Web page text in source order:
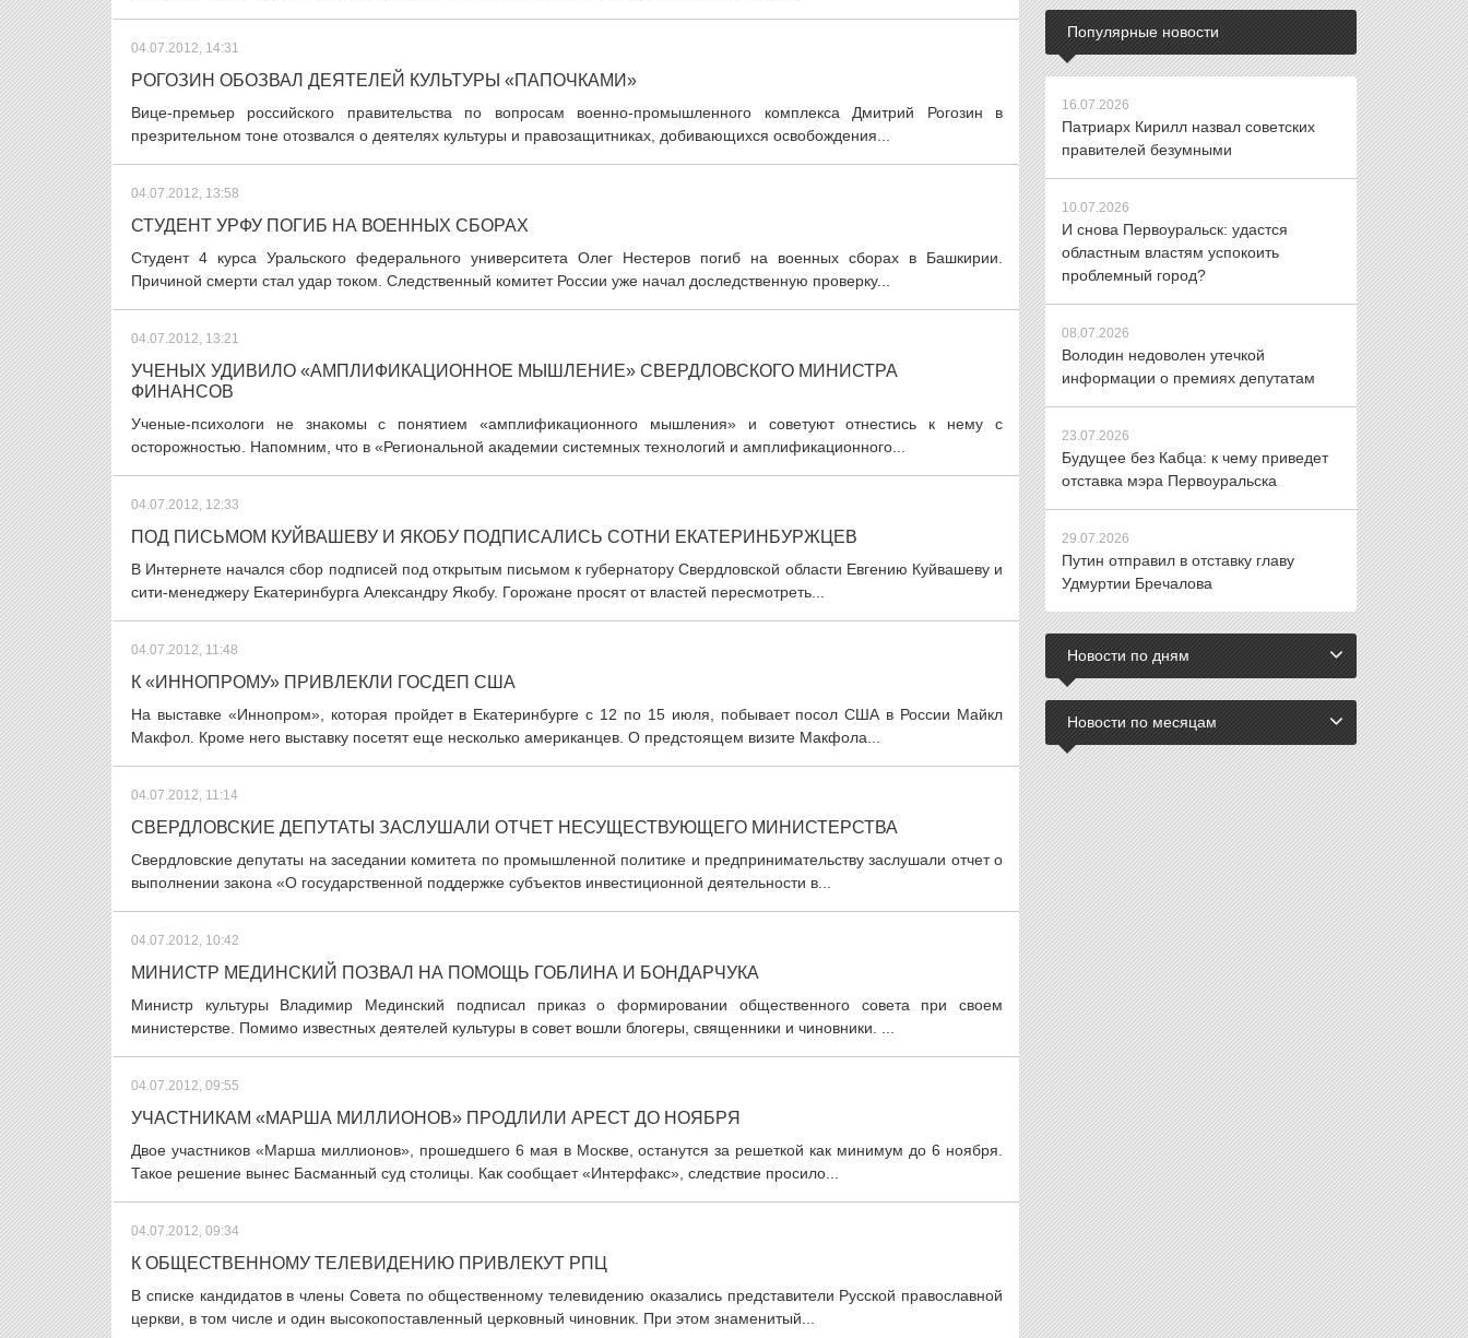
04.07.2012, 14:31
РОГОЗИН ОБОЗВАЛ ДЕЯТЕЛЕЙ КУЛЬТУРЫ «ПАПОЧКАМИ»
Вице-премьер российского правительства по вопросам военно-промышленного комплекса Дмитрий Рогозин в
презрительном тоне отозвался о деятелях культуры и правозащитниках, добивающихся освобождения...
04.07.2012, 13:58
СТУДЕНТ УРФУ ПОГИБ НА ВОЕННЫХ СБОРАХ
Студент 4 курса Уральского федерального университета Олег Нестеров погиб на военных сборах в Башкирии.
Причиной смерти стал удар током. Следственный комитет России уже начал доследственную проверку...
04.07.2012, 13:21
УЧЕНЫХ УДИВИЛО «АМПЛИФИКАЦИОННОЕ МЫШЛЕНИЕ» СВЕРДЛОВСКОГО МИНИСТРА
ФИНАНСОВ
Ученые-психологи не знакомы с понятием «амплификационного мышления» и советуют отнестись к нему с
осторожностью. Напомним, что в «Региональной академии системных технологий и амплификационного...
04.07.2012, 12:33
ПОД ПИСЬМОМ КУЙВАШЕВУ И ЯКОБУ ПОДПИСАЛИСЬ СОТНИ ЕКАТЕРИНБУРЖЦЕВ
В Интернете начался сбор подписей под открытым письмом к губернатору Свердловской области Евгению Куйвашеву и
сити-менеджеру Екатеринбурга Александру Якобу. Горожане просят от властей пересмотреть...
04.07.2012, 11:48
К «ИННОПРОМУ» ПРИВЛЕКЛИ ГОСДЕП США
На выставке «Иннопром», которая пройдет в Екатеринбурге с 12 по 15 июля, побывает посол США в России Майкл
Макфол. Кроме него выставку посетят еще несколько американцев. О предстоящем визите Макфола...
04.07.2012, 11:14
СВЕРДЛОВСКИЕ ДЕПУТАТЫ ЗАСЛУШАЛИ ОТЧЕТ НЕСУЩЕСТВУЮЩЕГО МИНИСТЕРСТВА
Свердловские депутаты на заседании комитета по промышленной политике и предпринимательству заслушали отчет о
выполнении закона «О государственной поддержке субъектов инвестиционной деятельности в...
04.07.2012, 10:42
МИНИСТР МЕДИНСКИЙ ПОЗВАЛ НА ПОМОЩЬ ГОБЛИНА И БОНДАРЧУКА
Министр культуры Владимир Мединский подписал приказ о формировании общественного совета при своем
министерстве. Помимо известных деятелей культуры в совет вошли блогеры, священники и чиновники. ...
04.07.2012, 09:55
УЧАСТНИКАМ «МАРША МИЛЛИОНОВ» ПРОДЛИЛИ АРЕСТ ДО НОЯБРЯ
Двое участников «Марша миллионов», прошедшего 6 мая в Москве, останутся за решеткой как минимум до 6 ноября.
Такое решение вынес Басманный суд столицы. Как сообщает «Интерфакс», следствие просило...
04.07.2012, 09:34
К ОБЩЕСТВЕННОМУ ТЕЛЕВИДЕНИЮ ПРИВЛЕКУТ РПЦ
В списке кандидатов в члены Совета по общественному телевидению оказались представители Русской православной
церкви, в том числе и один высокопоставленный церковный чиновник. При этом знаменитый...
Популярные новости
16.07.2026
Патриарх Кирилл назвал советских
правителей безумными
10.07.2026
И снова Первоуральск: удастся
областным властям успокоить
проблемный город?
08.07.2026
Володин недоволен утечкой
информации о премиях депутатам
23.07.2026
Будущее без Кабца: к чему приведет
отставка мэра Первоуральска
29.07.2026
Путин отправил в отставку главу
Удмуртии Бречалова
Новости по дням
Новости по месяцам